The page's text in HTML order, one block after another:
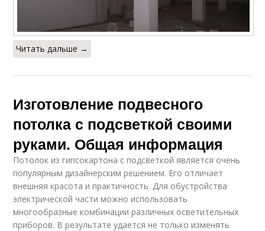
Читать дальше →
Изготовление подвесного
потолка с подсветкой своими
руками. Общая информация
Потолок из гипсокартона с подсветкой является очень
популярным дизайнерским решением. Его отличает
внешняя красота и практичность. Для обустройства
электрической части можно использовать
многообразные комбинации различных осветительных
приборов. В результате удается не только изменять